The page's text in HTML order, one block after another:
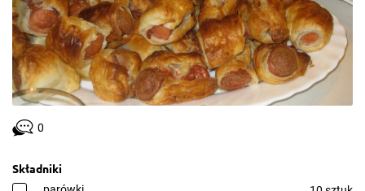
0
Składniki